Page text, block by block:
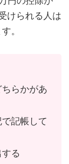
けられる人は
。
らかがあ
記帳して
る